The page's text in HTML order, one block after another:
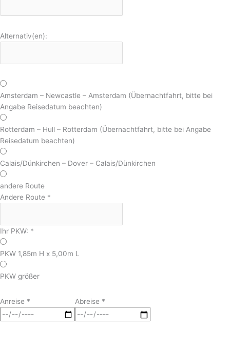
Alternativ(en):
Amsterdam – Newcastle – Amsterdam (Übernachtfahrt, bitte bei
Angabe Reisedatum beachten)
Rotterdam – Hull – Rotterdam (Übernachtfahrt, bitte bei Angabe
Reisedatum beachten)
Calais/Dünkirchen – Dover – Calais/Dünkirchen
andere Route
Andere Route *
Ihr PKW: *
PKW 1,85m H x 5,00m L
PKW größer
Anreise * Abreise *